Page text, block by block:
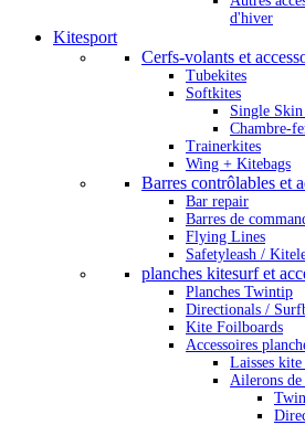
d'hiver
Kitesport
Cerfs-volants et
Tubekites
Softkites
Single
Chambre-
Trainerkites
Wing + Kitebags
Barres contrôlables et
Bar repair
Barres de
Flying Lines
Safetyleash /
planches kitesurf et
Planches Twintip
Directionals /
Kite Foilboards
Accessoires
Laisses
Ailerons